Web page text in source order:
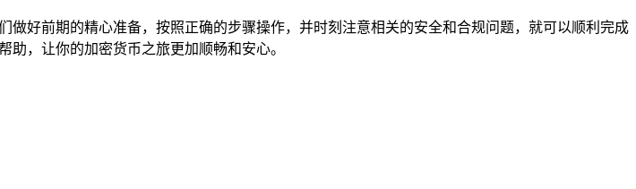
好前期的精心准备，按照正确的步骤操作，并时刻注意相关的安全和合规问题，就可以顺利完成
，让你的加密货币之旅更加顺畅和安心。